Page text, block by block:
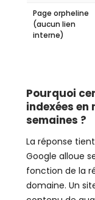
Page orpheline
(aucun lien
interne)
Pourquoi
indexées en
semaines ?
La réponse
Google alloue
fonction de la
domaine. Un